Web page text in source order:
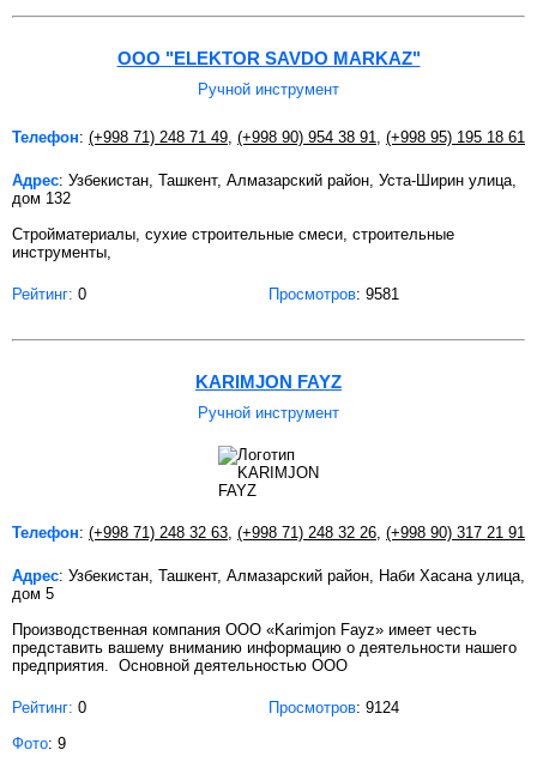
OOO "ELEKTOR SAVDO MARKAZ"
Ручной инструмент
Телефон: (+998 71) 248 71 49 (+998 90) 954 38 91 (+998 95) 195 18 61
Адрес: Узбекистан, Ташкент, Алмазарский район, Уста-Ширин улица,
дом 132
Стройматериалы, сухие строительные смеси, строительные
инструменты,
Рейтинг: 0 Просмотров: 9581
KARIMJON FAYZ
Ручной инструмент
Телефон: (+998 71) 248 32 63 (+998 71) 248 32 26 (+998 90) 317 21 91
Адрес: Узбекистан, Ташкент, Алмазарский район, Наби Хасана улица,
дом 5
Производственная компания OOO «Karimjon Fayz» имеет честь
представить вашему вниманию информацию о деятельности нашего
предприятия. Основной деятельностью OOO
Рейтинг: 0 Просмотров: 9124
Фото: 9